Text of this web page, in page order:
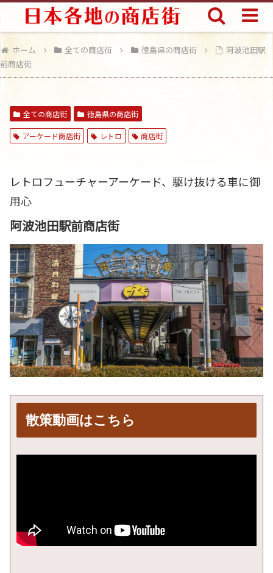
ホーム 全ての商店街 徳島県の商店街
阿波池田駅
前商店街
全ての商店街 徳島県の商店街
アーケード商店街 レトロ 商店街
レトロフューチャーアーケード、駆け抜ける車に御
用心
阿波池田駅前商店街
散策動画はこちら